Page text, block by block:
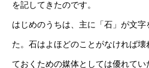
を記してきたのです。
はじめのうちは、主に「石」が文
た。石はよほどのことがなければ
ておくための媒体としては優れて